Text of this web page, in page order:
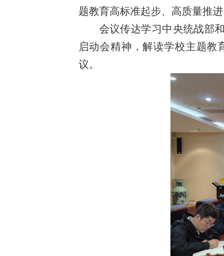
题教育高标准起步、高质量推进
会议传达学习中央统战部
启动会精神，解读学校主题
议。